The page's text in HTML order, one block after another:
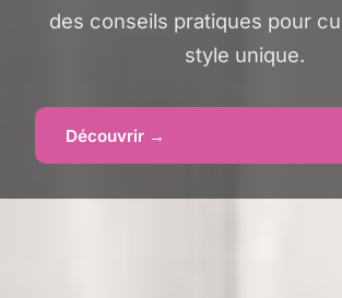
des conseils pratiques pour
style unique.
Découvrir →